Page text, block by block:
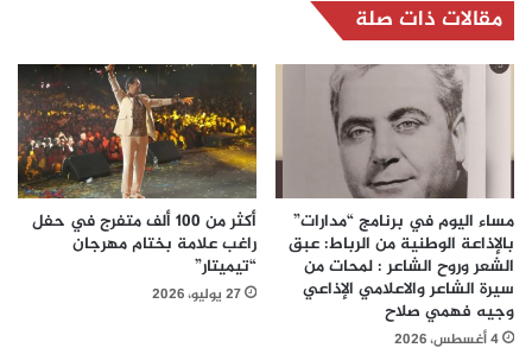
مقالات ذات صلة
مساء اليوم في برنامج “مدارات”
بالإذاعة الوطنية من الرباط: عبق
الشعر وروح الشاعر : لمحات من
سيرة الشاعر والاعلامي الإذاعي
وجيه فهمي صلاح
4 أغسطس، 2026
أكثر من 100 ألف متفرج في حفل
راغب علامة بختام مهرجان
“تيميتار”
27 يوليو، 2026